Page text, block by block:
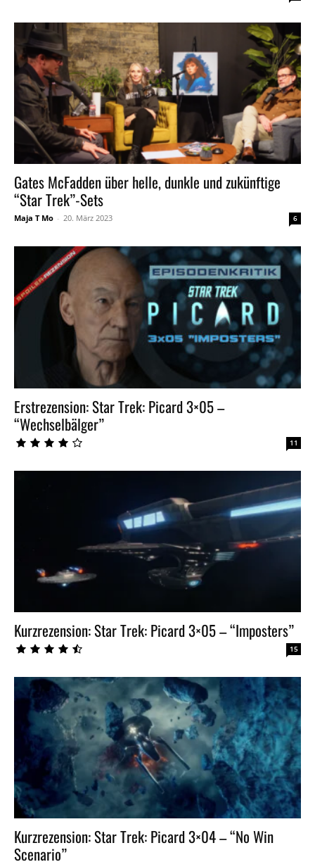
Gates McFadden über helle, dunkle und zukünftige
“Star Trek”-Sets
Maja T Mo - 20. März 2023 6
Erstrezension: Star Trek: Picard 3×05 –
“Wechselbälger”
11
Kurzrezension: Star Trek: Picard 3×05 – “Imposters”
15
Kurzrezension: Star Trek: Picard 3×04 – “No Win
Scenario”